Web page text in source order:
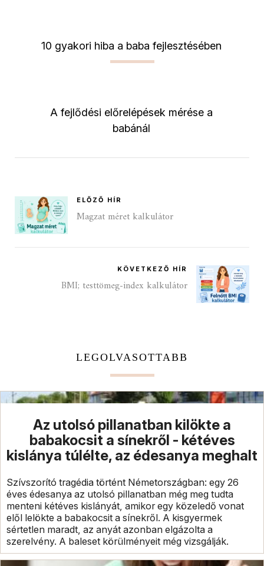
10 gyakori hiba a baba fejlesztésében
A fejlődési előrelépések mérése a
babánál
ELŐZŐ HÍR
Magzat méret kalkulátor
KÖVETKEZŐ HÍR
BMI; testtömeg-index kalkulátor
LEGOLVASOTTABB
Az utolsó pillanatban kilökte a
babakocsit a sínekről - kétéves
kislánya túlélte, az édesanya meghalt
Szívszorító tragédia történt Németországban: egy 26
éves édesanya az utolsó pillanatban még meg tudta
menteni kétéves kislányát, amikor egy közeledő vonat
elől lelökte a babakocsit a sínekről. A kisgyermek
sértetlen maradt, az anyát azonban elgázolta a
szerelvény. A baleset körülményeit még vizsgálják.